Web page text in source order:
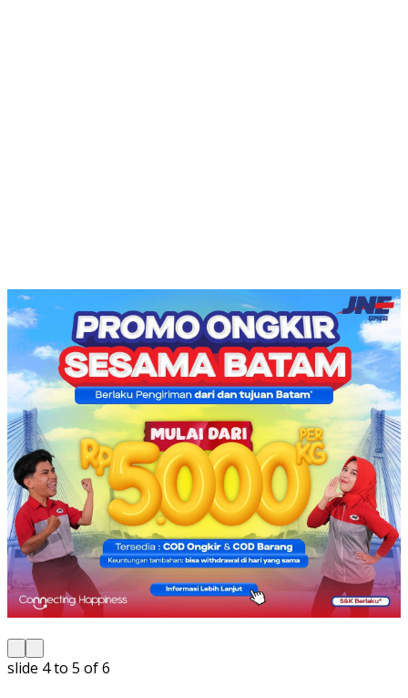
slide 5 to 6 of 6